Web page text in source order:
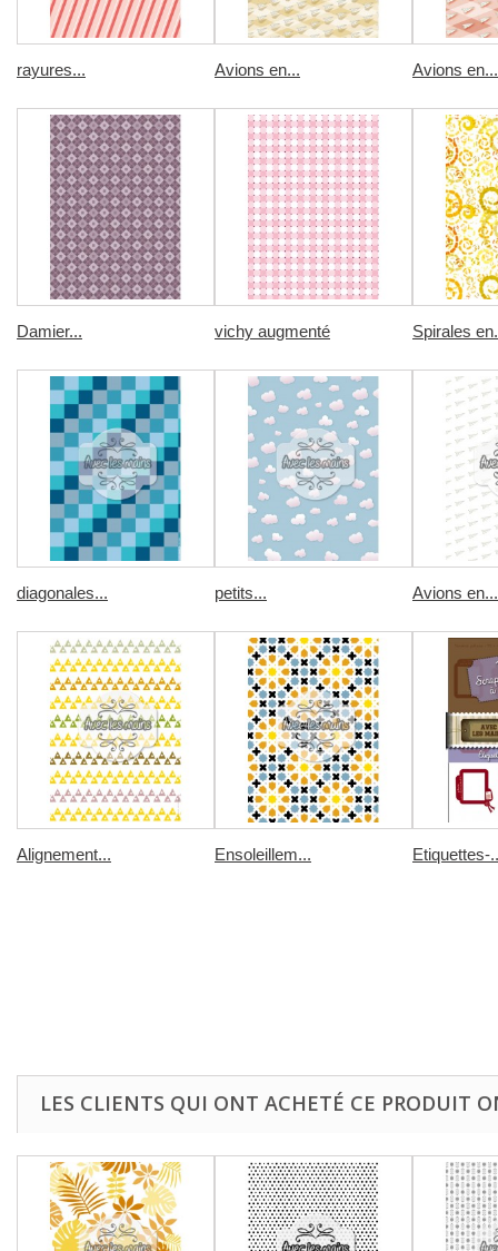
rayures... Avions en... Avions en...
Damier... vichy augmenté Spirales
diagonales... petits... Avions en...
Alignement... Ensoleillem... Etiquettes-
LES CLIENTS QUI ONT ACHETÉ CE PRODUIT